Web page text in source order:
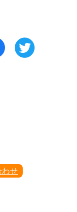
わせ